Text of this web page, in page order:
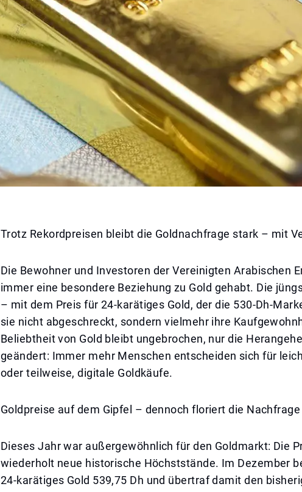
Trotz Rekordpreisen bleibt die Goldnachfrage stark – mit
Die Bewohner und Investoren der Vereinigten Arabischen
immer eine besondere Beziehung zu Gold gehabt. Die
– mit dem Preis für 24-karätiges Gold, der die 530-Dh-
sie nicht abgeschreckt, sondern vielmehr ihre
Beliebtheit von Gold bleibt ungebrochen, nur die
geändert: Immer mehr Menschen entscheiden sich für
oder teilweise, digitale Goldkäufe.
Goldpreise auf dem Gipfel – dennoch floriert die Nachfrage
Dieses Jahr war außergewöhnlich für den Goldmarkt: Die
wiederholt neue historische Höchststände. Im Dezember
24-karätiges Gold 539,75 Dh und übertraf damit den